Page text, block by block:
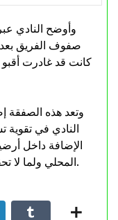
وأوضح النادي
صفوف الفريق
كانت قد غادرت
وتعد هذه
النادي في تقوية
الإضافة داخل
المحلي ولما لا تحقيق الألقاب حتى على المستوى القاري.